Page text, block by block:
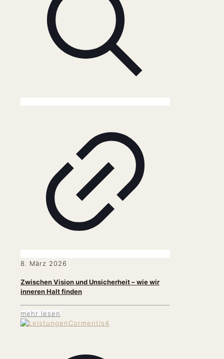
8. März 2026
Zwischen Vision und Unsicherheit – wie wir
inneren Halt finden
mehr lesen